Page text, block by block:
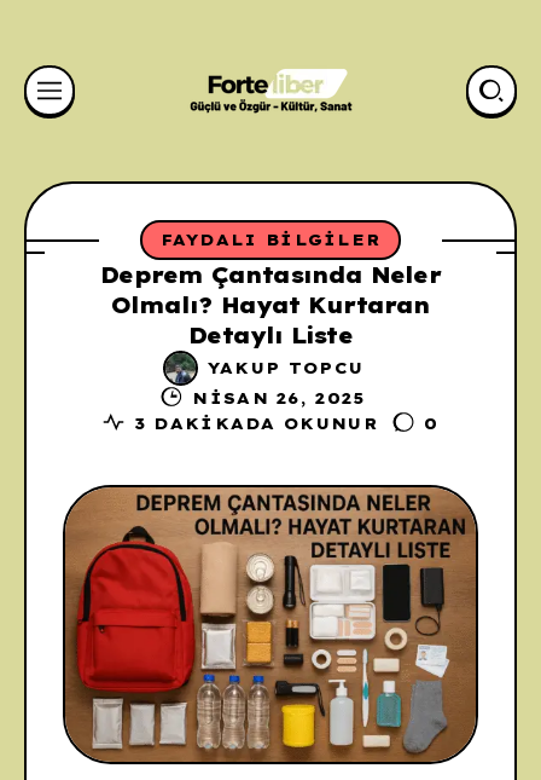
FAYDALI BILGILER
Deprem Çantasında Neler
Olmalı? Hayat Kurtaran
Detaylı Liste
YAKUP TOPCU
NISAN 26, 2025
3 DAKIKADA OKUNUR
0